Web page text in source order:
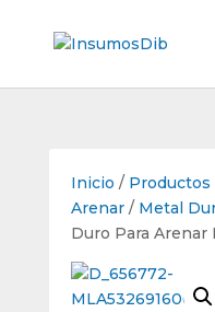
Inicio /
Arenar/ Metal
Duro Para Arenar